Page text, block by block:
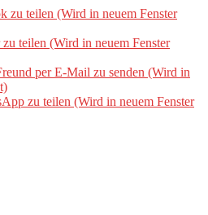
zu teilen (Wird in neuem Fenster
teilen (Wird in neuem Fenster
per E-Mail zu senden (Wird in
zu teilen (Wird in neuem Fenster